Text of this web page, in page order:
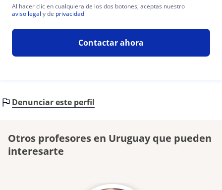
Al hacer clic en cualquiera de los dos botones, aceptas nuestro
aviso legal y de privacidad
Contactar ahora
Denunciar este perfil
Otros profesores en Uruguay que pueden
interesarte